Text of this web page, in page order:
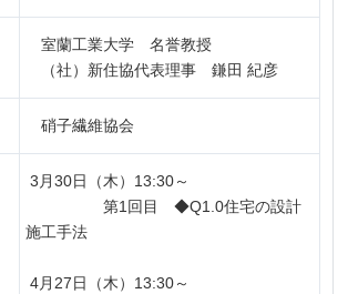
室蘭工業大学 名誉教授
（社）新住協代表理事 鎌田 紀彦
硝子繊維協会
3月30日（木）13:30～
第1回目 ◆Q1.0住宅の設計
施工手法
4月27日（木）13:30～